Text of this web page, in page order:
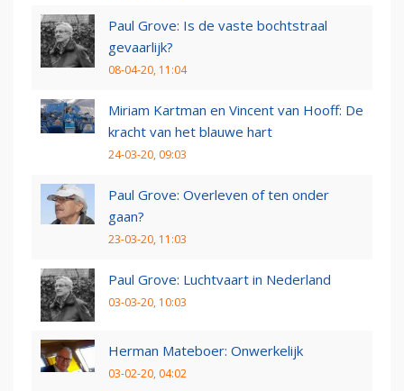
Paul Grove: Is de vaste bochtstraal
gevaarlijk?
08-04-20, 11:04
Miriam Kartman en Vincent van Hooff: De
kracht van het blauwe hart
24-03-20, 09:03
Paul Grove: Overleven of ten onder
gaan?
23-03-20, 11:03
Paul Grove: Luchtvaart in Nederland
03-03-20, 10:03
Herman Mateboer: Onwerkelijk
03-02-20, 04:02